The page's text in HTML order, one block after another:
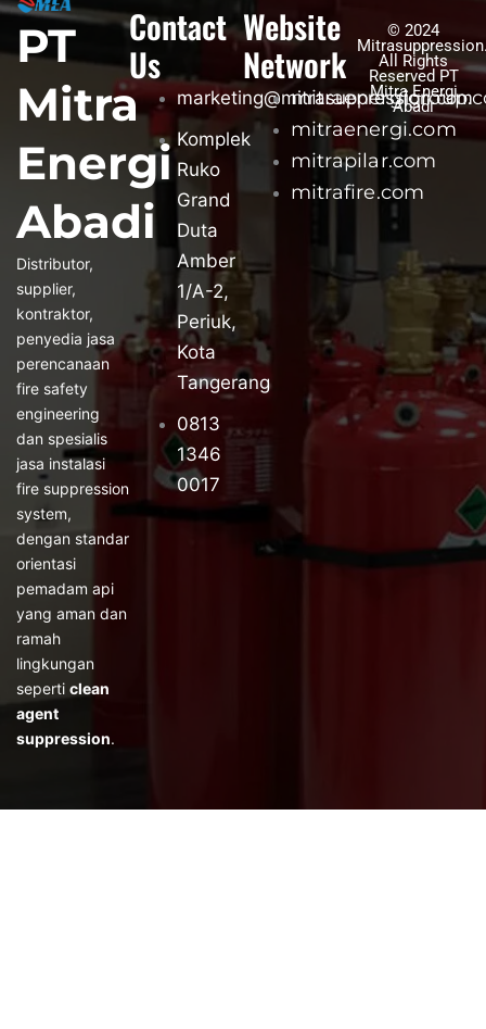
PT
Mitra
Energi
Abadi
Distributor,
supplier,
kontraktor,
penyedia jasa
perencanaan
fire safety
engineering
dan spesialis
jasa instalasi
fire suppression
system,
dengan standar
orientasi
pemadam api
yang aman dan
ramah
lingkungan
seperti clean
agent
suppression.
Contact
Us
marketing@mitrasuppression.com
Komplek
Ruko
Grand
Duta
Amber
1/A-2,
Periuk,
Kota
Tangerang
0813
1346
0017
Website
Network
mitraenergi.com
mitrapilar.com
mitrafire.com
© 2024
All Rights
Reserved PT
Mitra Energi
Abadi